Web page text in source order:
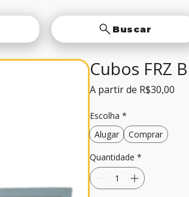
Buscar
Cubos FRZ
A partir de R$30,00
Escolha *
Alugar
Comprar
Quantidade *